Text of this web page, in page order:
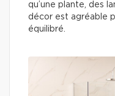
qu’une plante, des
décor est agréable
équilibré.